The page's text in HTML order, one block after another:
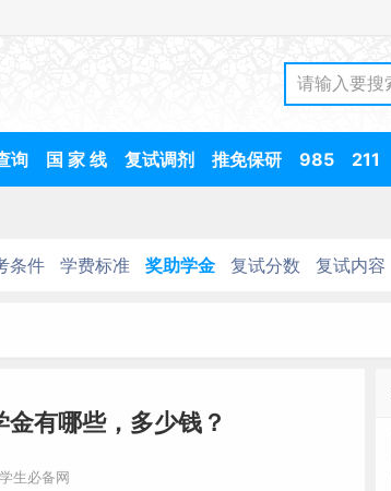
询 国 家 线 复试调剂 推免保研 985 211
条件 学费标准 奖助学金 复试分数 复试内容
有哪些，多少钱？
生必备网